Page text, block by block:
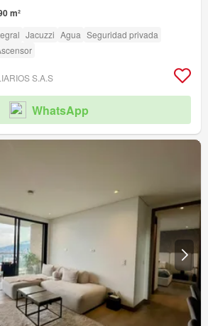
m²
Jacuzzi Agua Seguridad privada
S.A.S
WhatsApp